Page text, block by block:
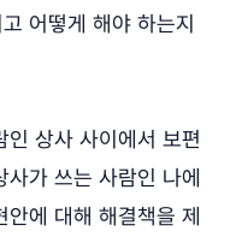
어떻게 해야 하는지
상사 사이에서 보편
가 쓰는 사람인 나에
에 대해 해결책을 제